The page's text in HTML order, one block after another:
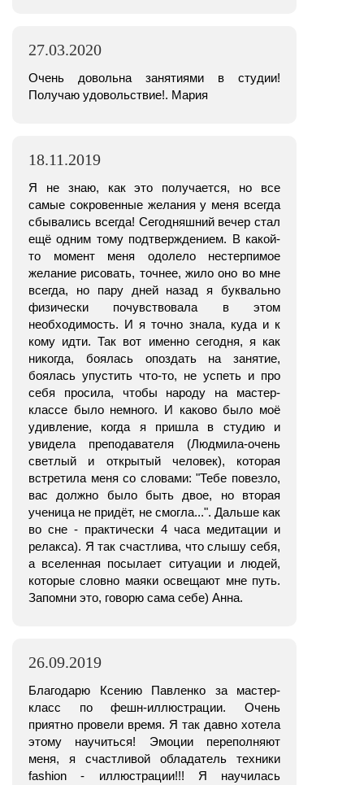
27.03.2020
Очень довольна занятиями в студии!
Получаю удовольствие!. Мария
18.11.2019
Я не знаю, как это получается, но все
самые сокровенные желания у меня всегда
сбывались всегда! Сегодняшний вечер стал
ещё одним тому подтверждением. В какой-
то момент меня одолело нестерпимое
желание рисовать, точнее, жило оно во мне
всегда, но пару дней назад я буквально
физически почувствовала в этом
необходимость. И я точно знала, куда и к
кому идти. Так вот именно сегодня, я как
никогда, боялась опоздать на занятие,
боялась упустить что-то, не успеть и про
себя просила, чтобы народу на мастер-
классе было немного. И каково было моё
удивление, когда я пришла в студию и
увидела преподавателя (Людмила-очень
светлый и открытый человек), которая
встретила меня со словами: "Тебе повезло,
вас должно было быть двое, но вторая
ученица не придёт, не смогла...". Дальше как
во сне - практически 4 часа медитации и
релакса). Я так счастлива, что слышу себя,
а вселенная посылает ситуации и людей,
которые словно маяки освещают мне путь.
Запомни это, говорю сама себе) Анна.
26.09.2019
Благодарю Ксению Павленко за мастер-
класс по фешн-иллюстрации. Очень
приятно провели время. Я так давно хотела
этому научиться! Эмоции переполняют
меня, я счастливой обладатель техники
fashion - иллюстрации!!! Я научилась